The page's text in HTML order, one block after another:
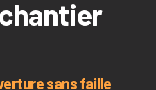
sans faille